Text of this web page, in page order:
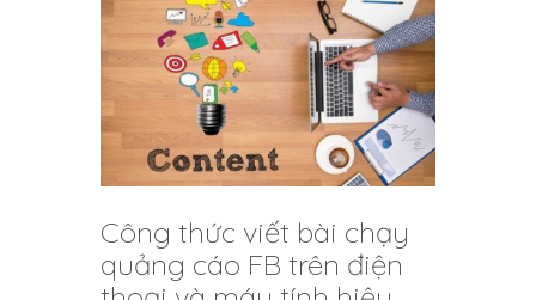
Công thức viết bài chạy
quảng cáo FB trên điện